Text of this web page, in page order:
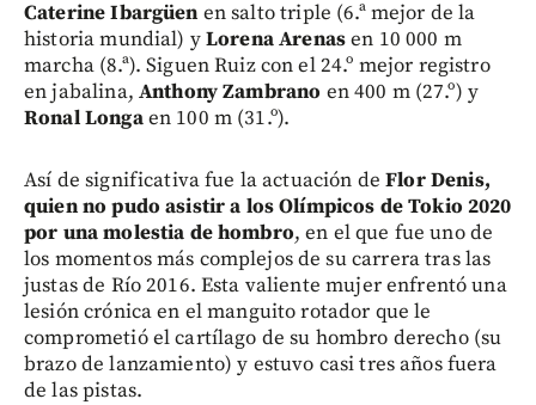
Caterine Ibargüen en salto triple (6.ª mejor de la
historia mundial) yLorena Arenasen 10 000 m
marcha (8.ª). Siguen Ruiz con el 24.º mejor registro
en jabalina, Anthony Zambrano en 400 m (27.º) y
Ronal Longaen 100 m (31.º).
Así de significativa fue la actuación de Flor Denis,
quien no pudo asistir a los Olímpicos de Tokio 2020
por una molestia de hombro, en el que fue uno de
los momentos más complejos de su carrera tras las
justas de Río 2016. Esta valiente mujer enfrentó una
lesión crónica en el manguito rotador que le
comprometió el cartílago de su hombro derecho (su
brazo de lanzamiento) y estuvo casi tres años fuera
de las pistas.